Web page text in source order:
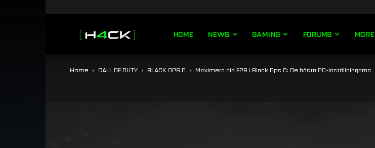
HOME NEWS GAMING FORUMS MORE
Home CALL OF DUTY BLACK OPS 6 Maximera din FPS i Black Ops 6: De bästa PC-inställningarna